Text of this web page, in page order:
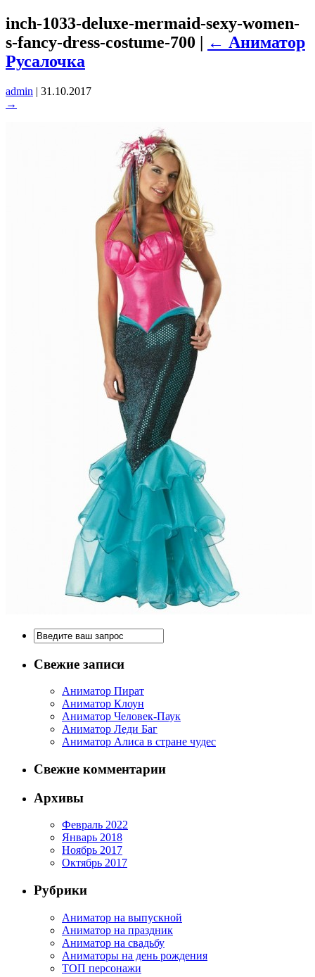
inch-1033-deluxe-mermaid-sexy-women-
s-fancy-dress-costume-700 | ← Аниматор
Русалочка
admin | 31.10.2017
→
Свежие записи
Аниматор Пират
Аниматор Клоун
Аниматор Человек-Паук
Аниматор Леди Баг
Аниматор Алиса в стране чудес
Свежие комментарии
Архивы
Февраль 2022
Январь 2018
Ноябрь 2017
Октябрь 2017
Рубрики
Аниматор на выпускной
Аниматор на праздник
Аниматор на свадьбу
Аниматоры на день рождения
ТОП персонажи